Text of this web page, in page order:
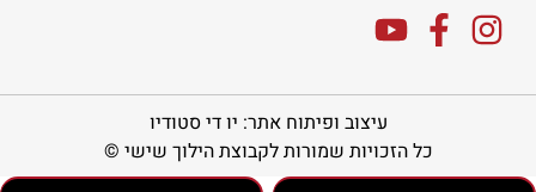
עיצוב ופיתוח אתר: יו די סטודיו
כל הזכויות שמורות לקבוצת הילוך שישי ©